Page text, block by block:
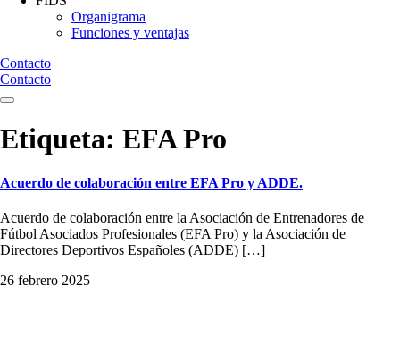
Organigrama
Funciones y ventajas
Contacto
Contacto
Etiqueta: EFA Pro
Acuerdo de colaboración entre EFA Pro y ADDE.
Acuerdo de colaboración entre la Asociación de Entrenadores de
Fútbol Asociados Profesionales (EFA Pro) y la Asociación de
Directores Deportivos Españoles (ADDE) […]
26 febrero 2025